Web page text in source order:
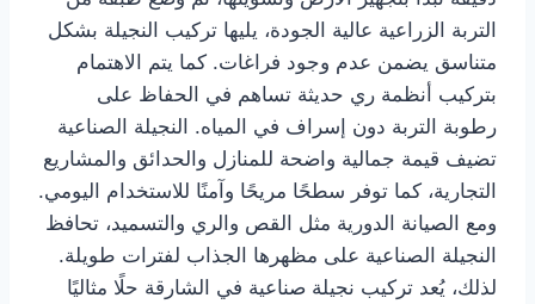
التربة الزراعية عالية الجودة، يليها تركيب النجيلة بشكل
متناسق يضمن عدم وجود فراغات. كما يتم الاهتمام
بتركيب أنظمة ري حديثة تساهم في الحفاظ على
رطوبة التربة دون إسراف في المياه. النجيلة الصناعية
تضيف قيمة جمالية واضحة للمنازل والحدائق والمشاريع
التجارية، كما توفر سطحًا مريحًا وآمنًا للاستخدام اليومي.
ومع الصيانة الدورية مثل القص والري والتسميد، تحافظ
النجيلة الصناعية على مظهرها الجذاب لفترات طويلة.
لذلك، يُعد تركيب نجيلة صناعية في الشارقة حلًا مثاليًا